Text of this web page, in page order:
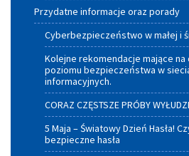
Przydatne informacje oraz porady
Cyberbezpieczeństwo w małej i
Kolejne rekomendacje mające
poziomu bezpieczeństwa w
informacyjnych.
CORAZ CZĘSTSZE PRÓBY
5 Maja – Światowy Dzień Hasła!
bezpieczne hasła